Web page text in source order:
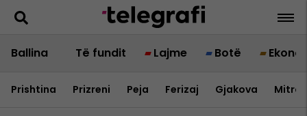
Ballina Të fundit Lajme Botë
Prishtina Prizreni Peja Ferizaj Gjakova